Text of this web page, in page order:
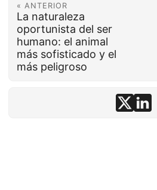
« ANTERIOR
La naturaleza
oportunista del ser
humano: el animal
más sofisticado y el
más peligroso